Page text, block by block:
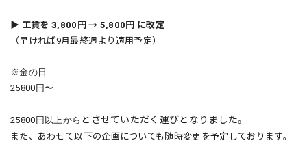
▶ 工賃を 3,800円 → 5,800円 に改定
（早ければ9月最終週より適用予定）
※金の日
25800円〜
25800円以上から とさせていただく運びとなりました。
また、あわせて以下の企画についても随時変更を予定しております。